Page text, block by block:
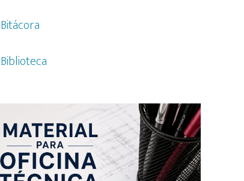
Bitácora
Biblioteca